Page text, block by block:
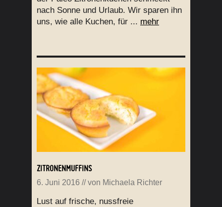
nach Sonne und Urlaub. Wir sparen ihn
uns, wie alle Kuchen, für ... mehr
ZITRONENMUFFINS
6. Juni 2016 // von Michaela Richter
Lust auf frische, nussfreie